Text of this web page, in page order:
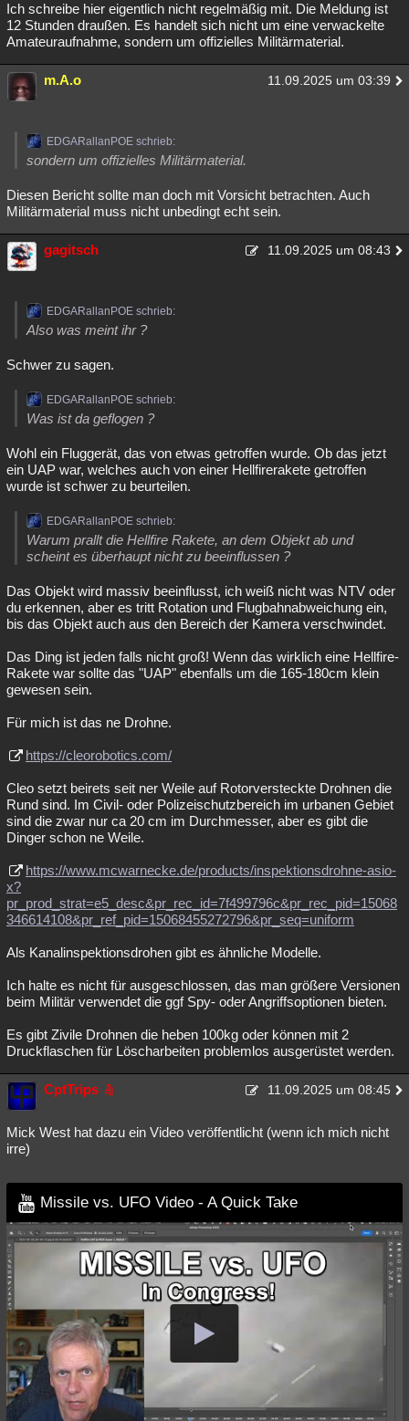
Ich schreibe hier eigentlich nicht regelmäßig mit. Die Meldung ist
12 Stunden draußen. Es handelt sich nicht um eine verwackelte
Amateuraufnahme, sondern um offizielles Militärmaterial.
m.A.o 11.09.2025 um 03:39
EDGARallanPOE schrieb:
sondern um offizielles Militärmaterial.
Diesen Bericht sollte man doch mit Vorsicht betrachten. Auch
Militärmaterial muss nicht unbedingt echt sein.
gagitsch 11.09.2025 um 08:43
EDGARallanPOE schrieb:
Also was meint ihr ?
Schwer zu sagen.
EDGARallanPOE schrieb:
Was ist da geflogen ?
Wohl ein Fluggerät, das von etwas getroffen wurde. Ob das jetzt
ein UAP war, welches auch von einer Hellfirerakete getroffen
wurde ist schwer zu beurteilen.
EDGARallanPOE schrieb:
Warum prallt die Hellfire Rakete, an dem Objekt ab und
scheint es überhaupt nicht zu beeinflussen ?
Das Objekt wird massiv beeinflusst, ich weiß nicht was NTV oder
du erkennen, aber es tritt Rotation und Flugbahnabweichung ein,
bis das Objekt auch aus den Bereich der Kamera verschwindet.
Das Ding ist jeden falls nicht groß! Wenn das wirklich eine Hellfire-
Rakete war sollte das "UAP" ebenfalls um die 165-180cm klein
gewesen sein.
Für mich ist das ne Drohne.
https://cleorobotics.com/
Cleo setzt beirets seit ner Weile auf Rotorversteckte Drohnen die
Rund sind. Im Civil- oder Polizeischutzbereich im urbanen Gebiet
sind die zwar nur ca 20 cm im Durchmesser, aber es gibt die
Dinger schon ne Weile.
https://www.mcwarnecke.de/products/inspektionsdrohne-asio-
x?
pr_prod_strat=e5_desc&pr_rec_id=7f499796c&pr_rec_pid=15068
346614108&pr_ref_pid=15068455272796&pr_seq=uniform
Als Kanalinspektionsdrohen gibt es ähnliche Modelle.
Ich halte es nicht für ausgeschlossen, das man größere Versionen
beim Militär verwendet die ggf Spy- oder Angriffsoptionen bieten.
Es gibt Zivile Drohnen die heben 100kg oder können mit 2
Druckflaschen für Löscharbeiten problemlos ausgerüstet werden.
CptTrips 11.09.2025 um 08:45
Mick West hat dazu ein Video veröffentlicht (wenn ich mich nicht
irre)
Missile vs. UFO Video - A Quick Take